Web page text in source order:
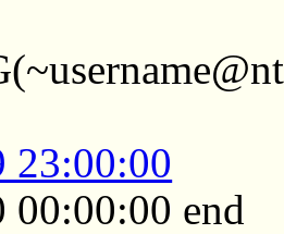
23:00:00
00:00:00 end